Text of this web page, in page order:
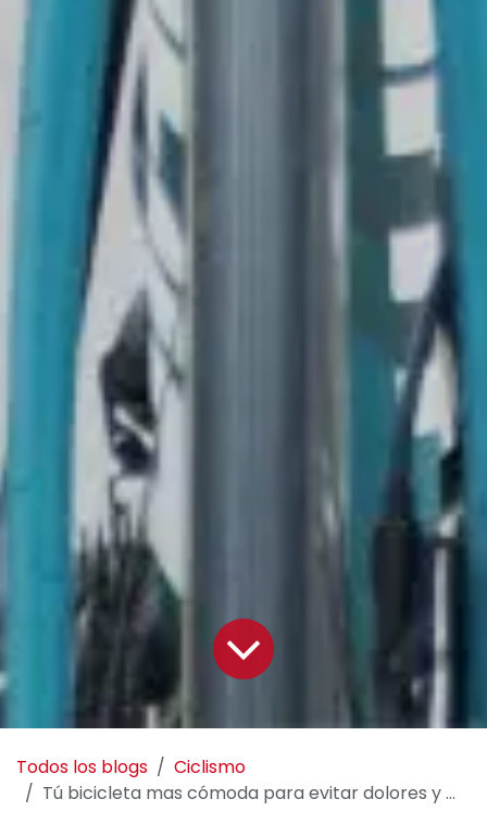
Todos los blogs
Ciclismo
Tú bicicleta mas cómoda para evitar dolores y molestias